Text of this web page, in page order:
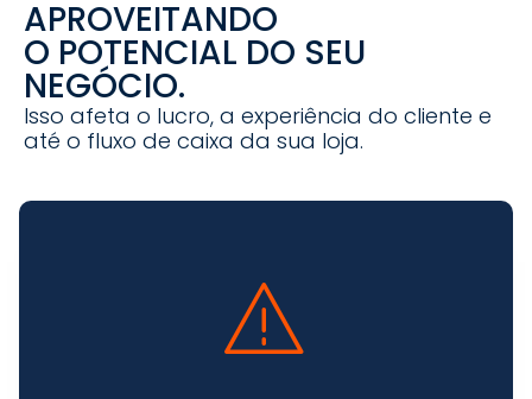
APROVEITANDO
O POTENCIAL DO SEU
NEGÓCIO.
Isso afeta o lucro, a experiência do cliente e
até o fluxo de caixa da sua loja.